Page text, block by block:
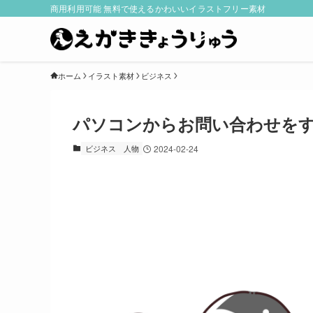
商用利用可能 無料で使えるかわいいイラストフリー素材
ホーム イラスト素材 ビジネス
パソコンからお問い合わせを
ビジネス 人物 2024-02-24